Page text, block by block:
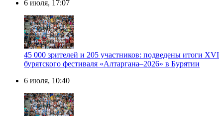
6 июля, 17:07
45 000 зрителей и 205 участников: подведены итоги XVI
бурятского фестиваля «Алтаргана–2026» в Бурятии
6 июля, 10:40